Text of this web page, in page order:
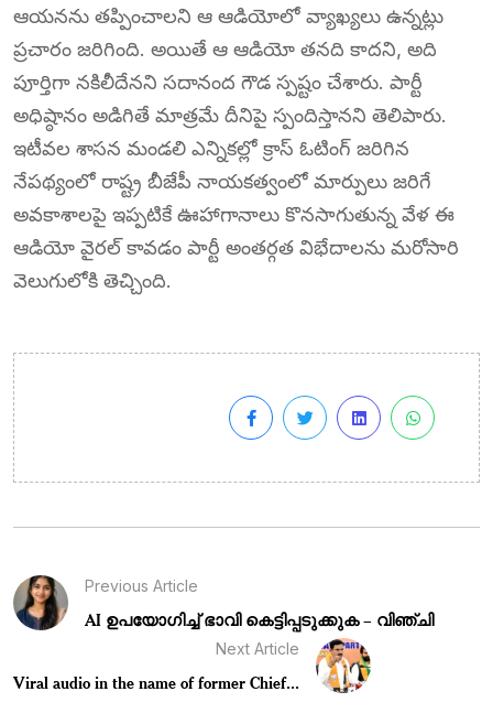
ఆయనను తప్పించాలని ఆ ఆడియోలో వ్యాఖ్యలు ఉన్నట్లు
ప్రచారం జరిగింది. అయితే ఆ ఆడియో తనది కాదని, అది
పూర్తిగా నకిలీదేనని సదానంద గౌడ స్పష్టం చేశారు. పార్టీ
అధిష్ఠానం అడిగితే మాత్రమే దీనిపై స్పందిస్తానని తెలిపారు.
ఇటీవల శాసన మండలి ఎన్నికల్లో క్రాస్‌ ఓటింగ్ జరిగిన
నేపథ్యంలో రాష్ట్ర బీజేపీ నాయకత్వంలో మార్పులు జరిగే
అవకాశాలపై ఇప్పటికే ఊహాగానాలు కొనసాగుతున్న వేళ ఈ
ఆడియో వైరల్ కావడం పార్టీ అంతర్గత విభేదాలను మరోసారి
వెలుగులోకి తెచ్చింది.
Previous Article
AI ഉപയോഗിച്ച് ഭാവി കെട്ടിപ്പടുക്കുക – വിഞ്ചി
Next Article
Viral audio in the name of former Chief...